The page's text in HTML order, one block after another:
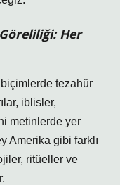
Her
tezahür
iblisler,
metinlerde yer
Amerika gibi farklı
ritüeller ve